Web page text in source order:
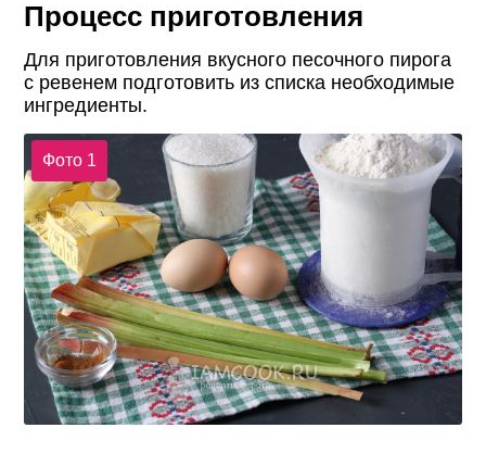
Процесс приготовления
Для приготовления вкусного песочного пирога
с ревенем подготовить из списка необходимые
ингредиенты.
Фото 1